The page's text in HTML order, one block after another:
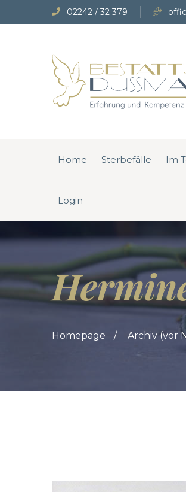
02242 / 32 379
Home Sterbefälle Im
Login
Homepage Archiv (vor